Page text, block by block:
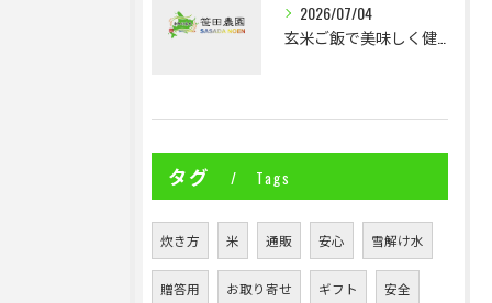
2026/07/04
タグ Tags
炊き方 米 通販 安心 雪解け水
贈答用 お取り寄せ ギフト 安全